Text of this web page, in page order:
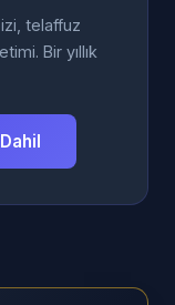
telaffuz
Bir yıllık